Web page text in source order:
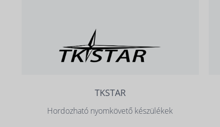
TKSTAR
Hordozható nyomkövető készülékek